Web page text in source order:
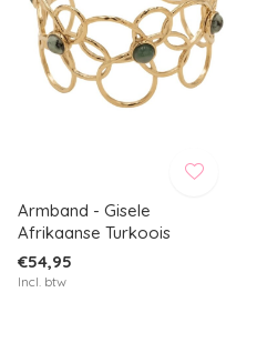
Armband - Gisele
Afrikaanse Turkoois
€54,95
Incl. btw